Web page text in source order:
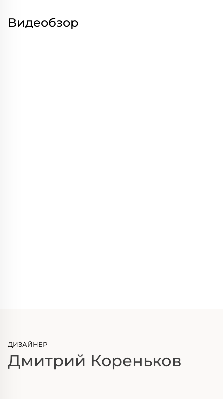
Видеобзор
ДИЗАЙНЕР
Дмитрий Кореньков